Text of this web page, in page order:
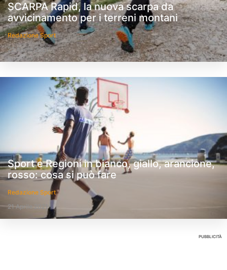
SCARPA Rapid, la nuova scarpa da
avvicinamento per i terreni montani
Redazione Sport
22 Aprile 2021
Sport e Regioni in bianco, giallo, arancione,
rosso: cosa si può fare
Redazione Sport
21 Aprile 2021
PUBBLICITÀ